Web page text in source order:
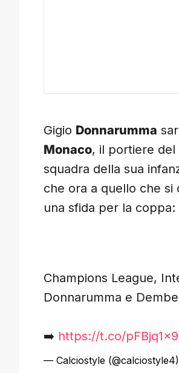
Gigio Donnarumma
Monaco, il portiere del
squadra della sua
che ora a quello che si
una sfida per la coppa:
Champions League,
Donnarumma e
➡️ https://t.co/
— Calciostyle (@calciostyle4)